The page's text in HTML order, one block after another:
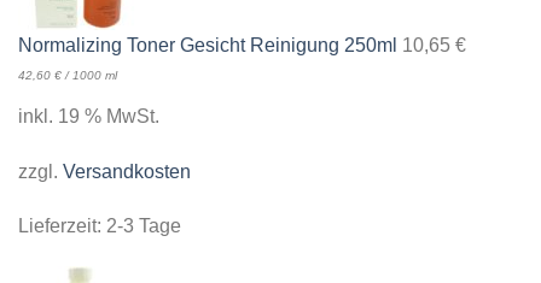
Normalizing Toner Gesicht Reinigung 250ml 10,65 €
42,60 € / 1000 ml
inkl. 19 % MwSt.
zzgl. Versandkosten
Lieferzeit: 2-3 Tage